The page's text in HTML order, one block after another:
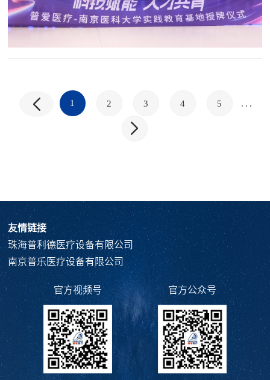
1 2 3 4 5 ...
友情链接
珠海普利德医疗设备有限公司
南京普乐医疗设备有限公司
官方视频号 官方公众号